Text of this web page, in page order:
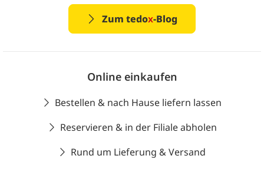
Zum tedox-Blog
Online einkaufen
Bestellen & nach Hause liefern lassen
Reservieren & in der Filiale abholen
Rund um Lieferung & Versand